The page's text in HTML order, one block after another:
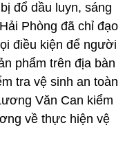
đổ dầu luyn, sáng
Phòng đã chỉ đạo
điều kiện để người
phẩm trên địa bàn
tra vệ sinh an toàn
Văn Can kiểm
về thực hiện vệ